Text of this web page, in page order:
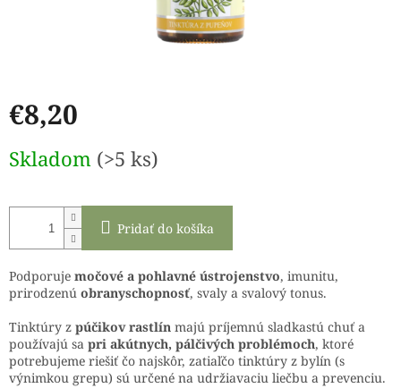
€8,20
cena:
Skladom (>5 ks)
Pridať do košíka
Podporuje močové a pohlavné ústrojenstvo, imunitu,
prirodzenú obranyschopnosť, svaly a svalový tonus.
Tinktúry z púčikov rastlín majú príjemnú sladkastú chuť a
používajú sa pri akútnych, pálčivých problémoch, ktoré
potrebujeme riešiť čo najskôr, zatiaľčo tinktúry z bylín (s
výnimkou grepu) sú určené na udržiavaciu liečbu a prevenciu.